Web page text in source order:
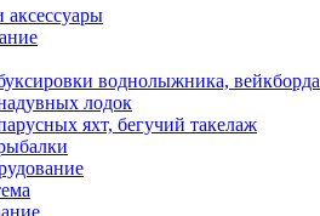
аксессуары
воднолыжника, вейкборда
лодок
яхт, бегучий такелаж